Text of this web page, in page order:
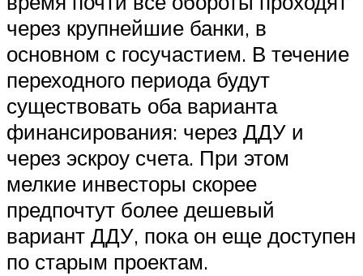
через крупнейшие банки, в
основном с госучастием. В течение
переходного периода будут
существовать оба варианта
финансирования: через ДДУ и
через эскроу счета. При этом
мелкие инвесторы скорее
предпочтут более дешевый
вариант ДДУ, пока он еще доступен
по старым проектам.